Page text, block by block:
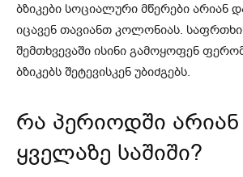
ბზიკები სოციალური მწერები არიან
იცავენ თავიანთ კოლონიას.
შემთხვევაში ისინი გამოყოფენ
ბზიკებს შეტევისკენ უბიძგებს.
რა პერიოდში არიან
ყველაზე საშიში?